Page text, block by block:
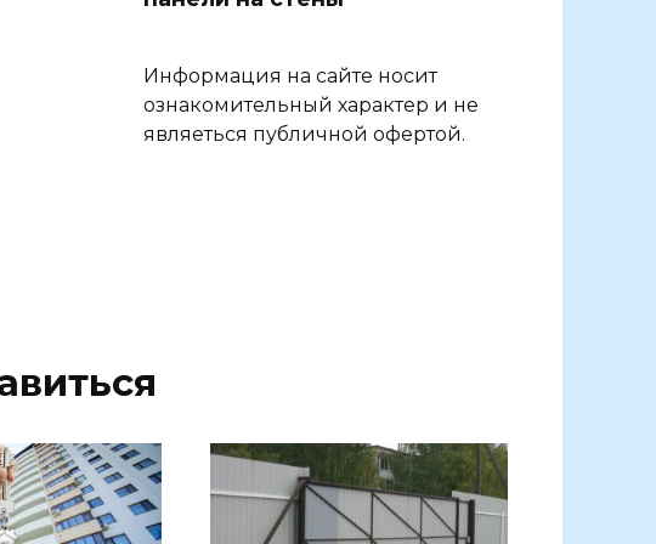
Информация на сайте носит
ознакомительный характер и не
являеться публичной офертой.